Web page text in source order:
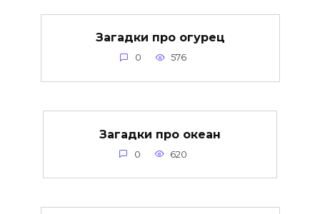
Загадки про огурец
0 576
Загадки про океан
0 620